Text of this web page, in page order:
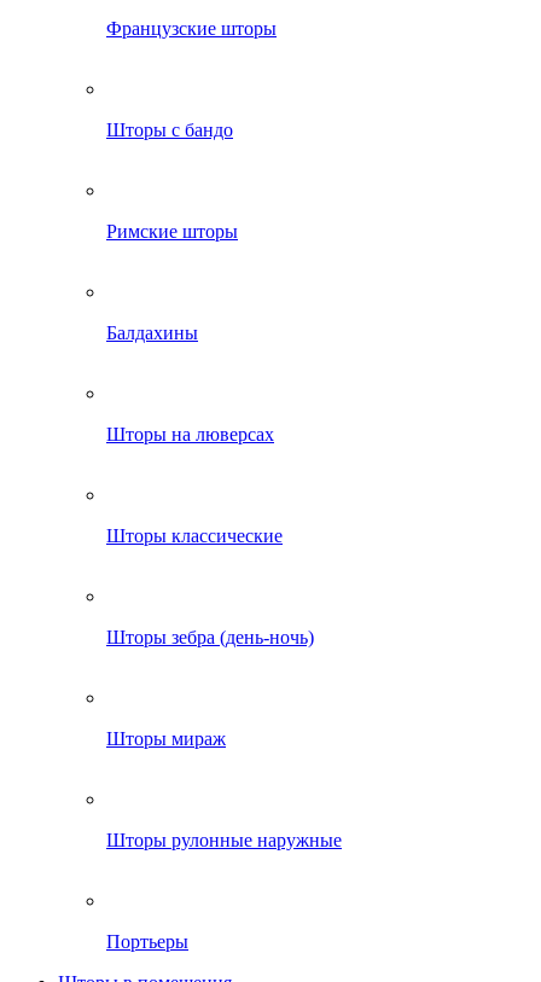
Французские шторы
Шторы с бандо
Римские шторы
Балдахины
Шторы на люверсах
Шторы классические
Шторы зебра (день-ночь)
Шторы мираж
Шторы рулонные наружные
Портьеры